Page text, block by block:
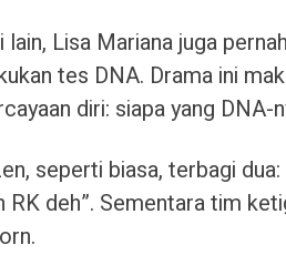
lain, Lisa Mariana juga
tes DNA. Drama ini
diri: siapa yang
seperti biasa, terbagi
RK deh”. Sementara tim